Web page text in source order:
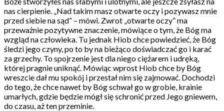
nas cierpienie. „Nad takim masz otwarte oczy i pozywasz mnie
przed siebie na sąd” – mówi. Zwrot „otwarte oczy” ma
przeważnie pozytywne znaczenie, mówiące o tym, że Bóg ma
wzgląd na człowieka. Tu jednak Hiob chce powiedzieć, że Bóg
śledzi jego czyny, po to by na bieżąco doświadczać go i karać
za grzechy. To spojrzenie jest dla niego ciężarem i udręką,
której pragnie uniknąć. Mówiąc wprost Hiob chce by Bóg
wreszcie dał mu spokój i przestał nim się zajmować. Dochodzi
do tego, że chce nawet by Bóg schwał go w grobie, krainie
umarłych, gdzie będzie mógł się schronić przed Jego gniewem,
do czasu, aż ten przeminie.